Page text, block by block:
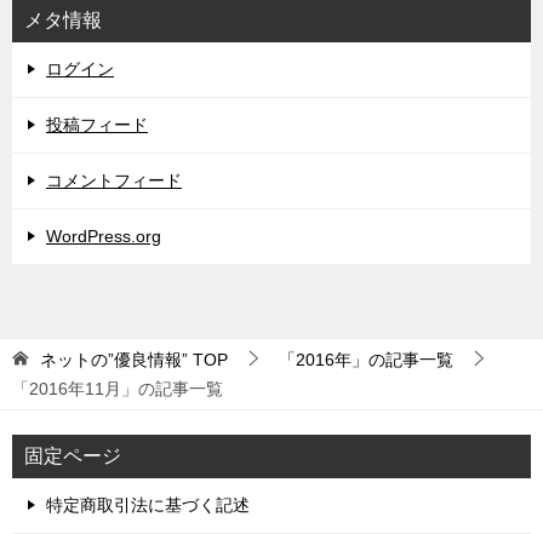
メタ情報
ログイン
投稿フィード
コメントフィード
WordPress.org
ネットの”優良情報” TOP
「2016年」の記事一覧
「2016年11月」の記事一覧
固定ページ
特定商取引法に基づく記述